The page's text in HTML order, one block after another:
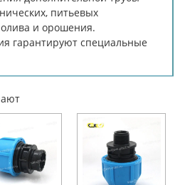
питьевых
и орошения.
гарантируют специальные